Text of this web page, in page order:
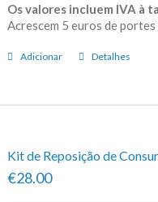
Os valores incluem IVA à
Acrescem 5 euros de portes
Adicionar Detalhes
Kit de Reposição de
€28.00